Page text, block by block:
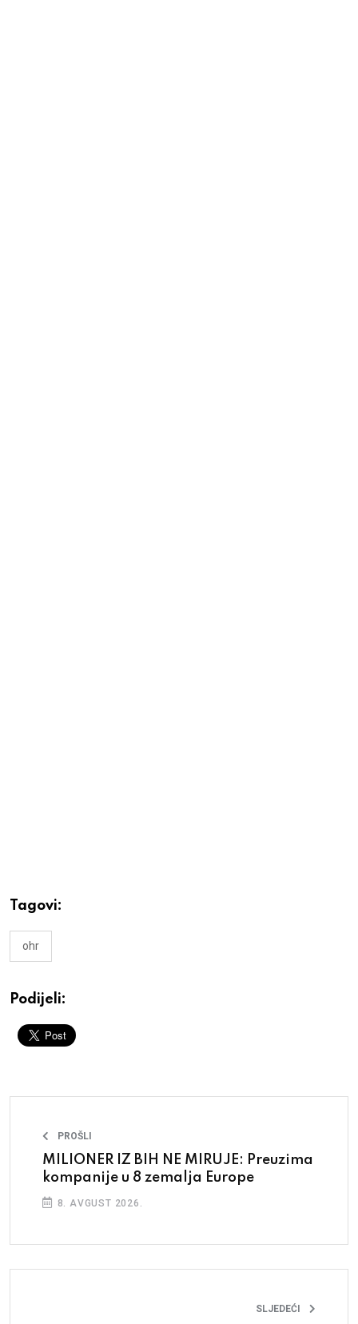
Tagovi:
ohr
Podijeli:
PROŠLI
MILIONER IZ BIH NE MIRUJE: Preuzima
kompanije u 8 zemalja Europe
8. AVGUST 2026.
SLJEDEĆI